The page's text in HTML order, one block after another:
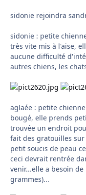
sidonie rejoindra
sidonie : petite
très vite mis à l'aise,
aucune difficulté
autres chiens, les
aglaée : petite
bougé, elle prends
trouvée un endroit
fait des gratouilles
petit soucis de peau
ceci devrait rentrée
venir...elle a besoin
grammes)...